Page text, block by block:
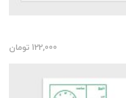
122,000 تومان